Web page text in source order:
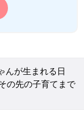
んが生まれる日
の先の子育てまで